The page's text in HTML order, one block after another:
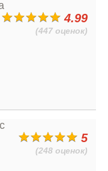
4.99
(447 оценок)
5
(248 оценок)